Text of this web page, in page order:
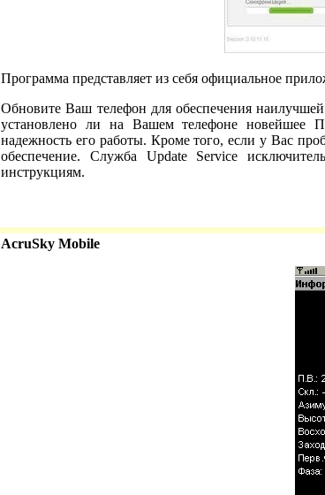
Программа представляет из себя официальное
Обновите Ваш телефон для обеспечения
установлено ли на Вашем телефоне новейшее
надежность его работы. Кроме того, если у Вас
обеспечение. Служба Update Service
инструкциям.
AcruSky Mobile